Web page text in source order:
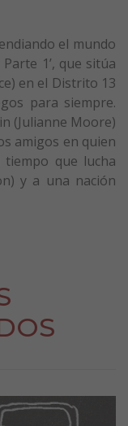
el mundo
1’, que sitúa
en el Distrito 13
para siempre.
(Julianne Moore)
amigos en quien
tiempo que lucha
y a una nación